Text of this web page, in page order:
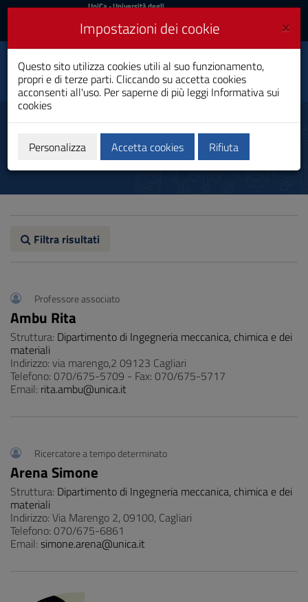
Vai
al
navigazione
sito
Footer
UniCa
Accedi
UniCa- Università degli
Accedi UniCA News
Toggle
navigation
Ingegneria Meccanica e
Gestionale
Laurea
Docenti
Filtra risultati
Professore associato
Ambu Rita
Struttura: Dipartimento di Ingegneria meccanica, chimica e dei
materiali
Indirizzo: via marengo,2 09123 Cagliari
Telefono: 070/675-5709 - Fax: 070/675-5717
Email: rita.ambu@unica.it
Ricercatore a tempo determinato
Arena Simone
Struttura: Dipartimento di Ingegneria meccanica, chimica e dei
materiali
Indirizzo: Via Marengo 2, 09100, Cagliari
Telefono: 070/675-6861
Email: simone.arena@unica.it
×
Impostazioni dei cookie
Questo sito utilizza cookies utili al suo funzionamento,
propri e di terze parti. Cliccando su accetta cookies
acconsenti all'uso. Per saperne di più leggi Informativa sui
cookies
Personalizza Accetta cookies Rifiuta